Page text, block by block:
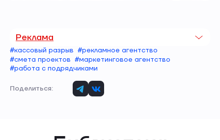
Реклама
#кассовый разрыв #рекламное агентство
#смета проектов #маркетинговое агентство
#работа с подрядчиками
Поделиться: